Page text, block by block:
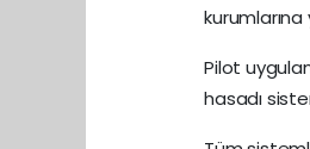
Pilot
hasadı